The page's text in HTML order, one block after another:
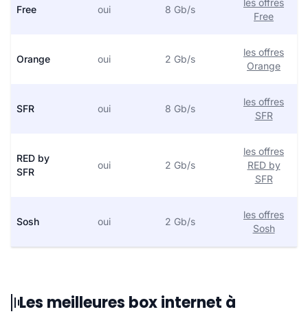
Free oui 8 Gb/s
les offres
Free
Orange oui 2 Gb/s
les offres
Orange
SFR oui 8 Gb/s
les offres
SFR
RED by
SFR
oui 2 Gb/s
les offres
RED by
SFR
Sosh oui 2 Gb/s
les offres
Sosh
Les meilleures box internet à